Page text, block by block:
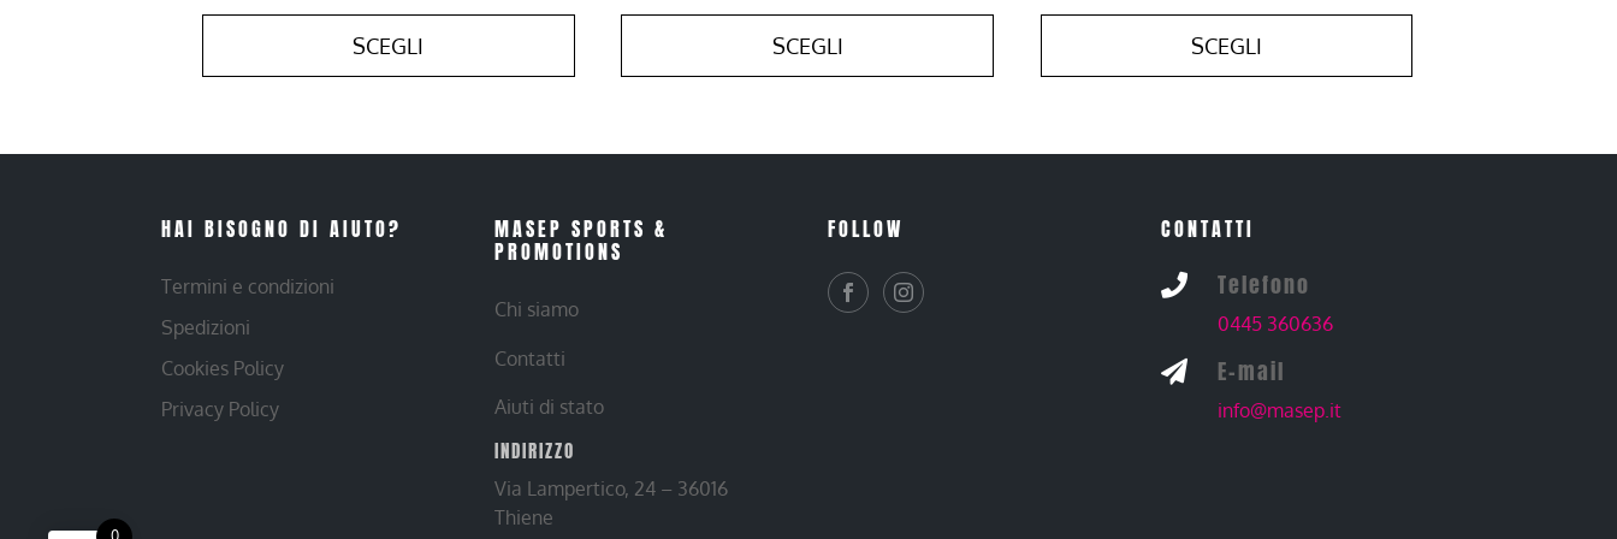
SCEGLI SCEGLI SCEGLI
HAI BISOGNO DI AIUTO?
Termini e condizioni
Spedizioni
Cookies Policy
Privacy Policy
MASEP SPORTS &
PROMOTIONS
Chi siamo
Contatti
Aiuti di stato
INDIRIZZO
Via Lampertico, 24 – 36016
Thiene
FOLLOW CONTATTI
 Telefono
0445 360636
 E-mail
info@masep.it